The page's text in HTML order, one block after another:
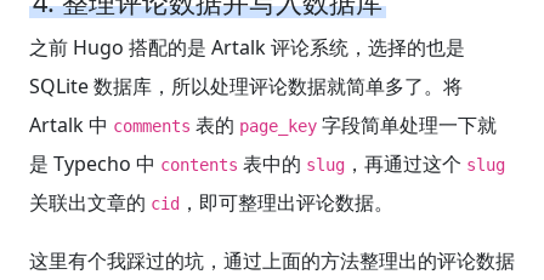
之前 Hugo 搭配的是 Artalk 评论系统，选择的也是
SQLite 数据库，所以处理评论数据就简单多了。将
Artalk 中 comments 表的 page_key 字段简单处理一下就
是 Typecho 中 contents 表中的 slug ，再通过这个 slug
关联出文章的 cid ，即可整理出评论数据。
这里有个我踩过的坑，通过上面的方法整理出的评论数据